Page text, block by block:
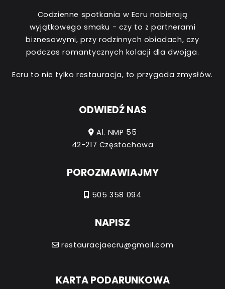
Codzienne spotkania w Ecru nabierają
wyjątkowego smaku - czy to z partnerami
biznesowymi, przy rodzinnych obiadach, czy
podczas romantycznych kolacji dla dwojga.
Ecru to nie tylko restauracja, to przygoda zmysłów.
ODWIEDŹ NAS
Al. NMP 55
42-217 Częstochowa
POROZMAWIAJMY
505 358 094
NAPISZ
restauracjaecru@gmail.com
KARTA PODARUNKOWA